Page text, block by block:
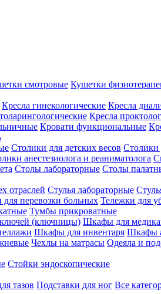
смотровые Кушетки
Кресла гинекологические Кресла
Кресла
Кровати функциональные
Столики для детских весов Столики
анестезиолога и реаниматолога
Столы лабораторные Столы
отраслей Стулья лабораторные
для перевозки больных Тележки для
Тумбы прикроватные
(ключницы) Шкафы для
Шкафы для инвентаря Шкафы
Чехлы на матрасы Одеяла и
Стойки эндоскопические
тазов Подставки для ног Все